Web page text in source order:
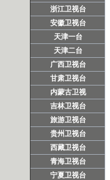
浙江卫视台
安徽卫视台
天津一台
天津二台
广西卫视台
甘肃卫视台
内蒙古卫视
吉林卫视台
旅游卫视台
贵州卫视台
西藏卫视台
青海卫视台
宁夏卫视台